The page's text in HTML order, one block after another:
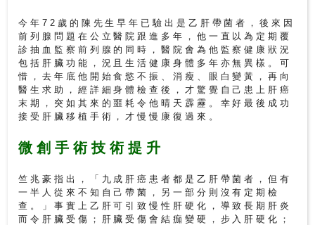
院
中
醫
醫
院
今年72歲的陳先生早年已驗出是乙肝帶菌者，後來因
前列腺問題在公立醫院跟進多年，他一直以為定期覆
診抽血監察前列腺的同時，醫院會為他監察健康狀況
包括肝臟功能，況且生活健康身體多年亦無異樣。可
惜，去年底他開始食慾不振、消瘦、眼白變黃，再向
醫生求助，經詳細身體檢查後，才驚覺自己患上肝癌
末期，突如其來的噩耗令他晴天霹靂。幸好最後成功
接受肝臟移植手術，才慢慢康復過來。
微創手術技術提升
竺兆豪指出，「九成肝癌患者都是乙肝帶菌者，但有
一半人從來不知自己帶菌，另一部分則沒有定期檢
查。」事實上乙肝可引致慢性肝硬化，導致長期肝炎
而令肝臟受傷；肝臟受傷會結痂變硬，步入肝硬化；